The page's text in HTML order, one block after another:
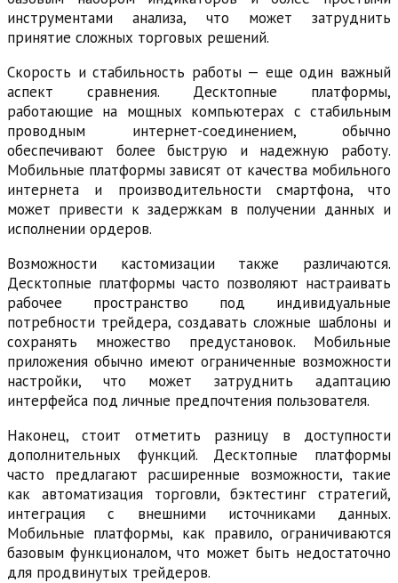
инструментами анализа, что может затруднить
принятие сложных торговых решений.
Скорость и стабильность работы — еще один важный
аспект сравнения. Десктопные платформы,
работающие на мощных компьютерах с стабильным
проводным интернет-соединением, обычно
обеспечивают более быструю и надежную работу.
Мобильные платформы зависят от качества мобильного
интернета и производительности смартфона, что
может привести к задержкам в получении данных и
исполнении ордеров.
Возможности кастомизации также различаются.
Десктопные платформы часто позволяют настраивать
рабочее пространство под индивидуальные
потребности трейдера, создавать сложные шаблоны и
сохранять множество предустановок. Мобильные
приложения обычно имеют ограниченные возможности
настройки, что может затруднить адаптацию
интерфейса под личные предпочтения пользователя.
Наконец, стоит отметить разницу в доступности
дополнительных функций. Десктопные платформы
часто предлагают расширенные возможности, такие
как автоматизация торговли, бэктестинг стратегий,
интеграция с внешними источниками данных.
Мобильные платформы, как правило, ограничиваются
базовым функционалом, что может быть недостаточно
для продвинутых трейдеров.